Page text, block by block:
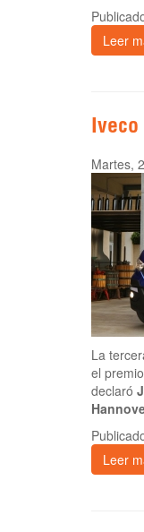
Leer
Iveco
Martes,
La
el
declaró
Leer